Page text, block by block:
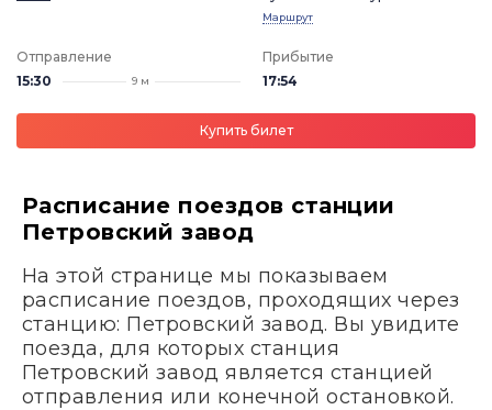
Маршрут
Отправление
15:30
9 м
Прибытие
17:54
Купить билет
Расписание поездов станции
Петровский завод
На этой странице мы показываем
расписание поездов, проходящих через
станцию: Петровский завод. Вы увидите
поезда, для которых станция
Петровский завод является станцией
отправления или конечной остановкой.